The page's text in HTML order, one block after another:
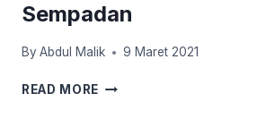
Sempadan
By Abdul Malik 9 Maret 2021
READ MORE BAHASA